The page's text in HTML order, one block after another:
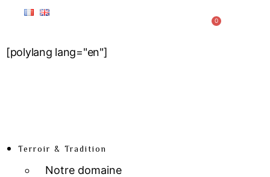
[polylang lang="en"]
0
Terroir & Tradition
Notre domaine